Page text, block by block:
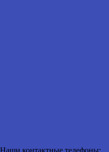
Наши контактные телефоны: